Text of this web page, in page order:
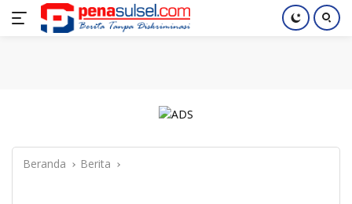
Langsung
Home Nasional Pendidikan Index
Beranda Berita